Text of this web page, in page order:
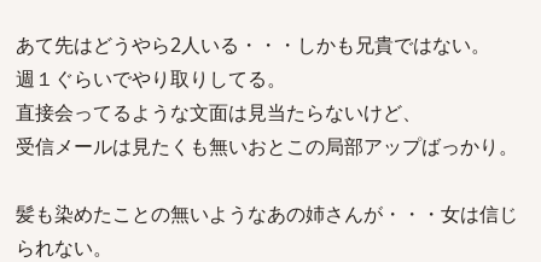
あて先はどうやら2人いる・・・しかも兄貴ではない。
週１ぐらいでやり取りしてる。
直接会ってるような文面は見当たらないけど、
受信メールは見たくも無いおとこの局部アップばっかり。
髪も染めたことの無いようなあの姉さんが・・・女は信じ
られない。